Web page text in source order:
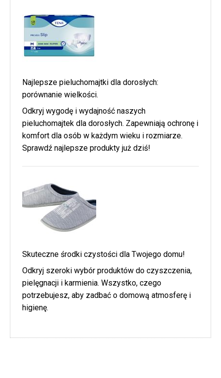
Najlepsze pieluchomajtki dla dorosłych:
porównanie wielkości.
Odkryj wygodę i wydajność naszych
pieluchomajtek dla dorosłych. Zapewniają ochronę i
komfort dla osób w każdym wieku i rozmiarze.
Sprawdź najlepsze produkty już dziś!
Skuteczne środki czystości dla Twojego domu!
Odkryj szeroki wybór produktów do czyszczenia,
pielęgnacji i karmienia. Wszystko, czego
potrzebujesz, aby zadbać o domową atmosferę i
higienę.